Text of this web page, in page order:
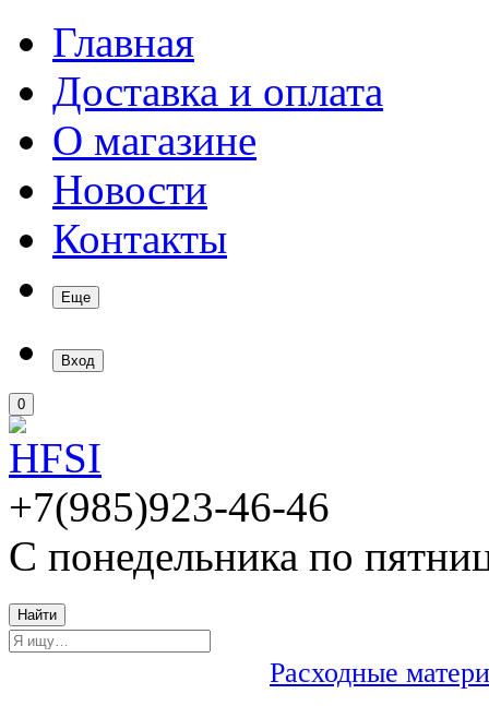
Главная
Доставка и оплата
О магазине
Новости
Контакты
Еще
Вход
0
+7(985)923-46-46
С понедельника по
Найти
Расходные